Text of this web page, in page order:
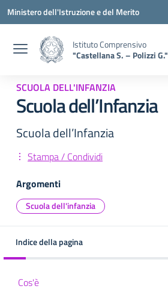
Vai ai contenuti
Vai al menu di navigazione
Vai al footer
Ministero dell'Istruzione e del Merito
Istituto Comprensivo
"Castellana S. – Polizzi G."
SCUOLA DELL'INFANZIA
Scuola dell’Infanzia
Scuola dell’Infanzia
Stampa / Condividi
Argomenti
Scuola dell'infanzia
Indice della pagina
Cos'è